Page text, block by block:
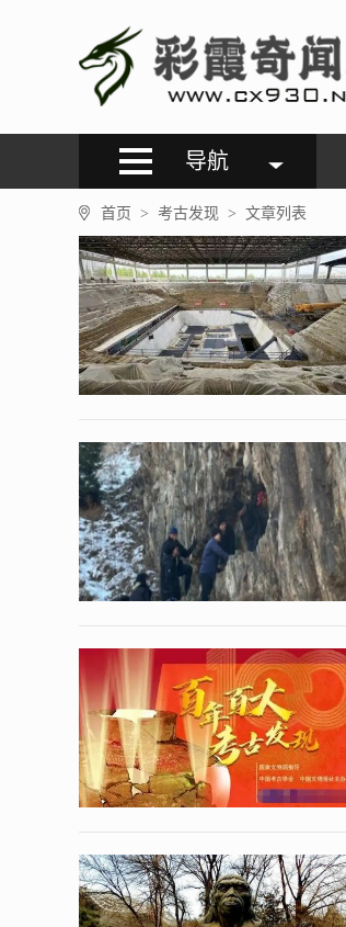
导航
首页 > 考古发现 > 文章列表